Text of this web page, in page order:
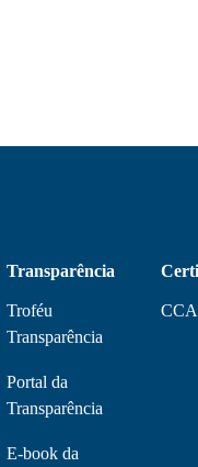
Transparência
Troféu
Transparência
Portal da
Transparência
E-book da
CCA